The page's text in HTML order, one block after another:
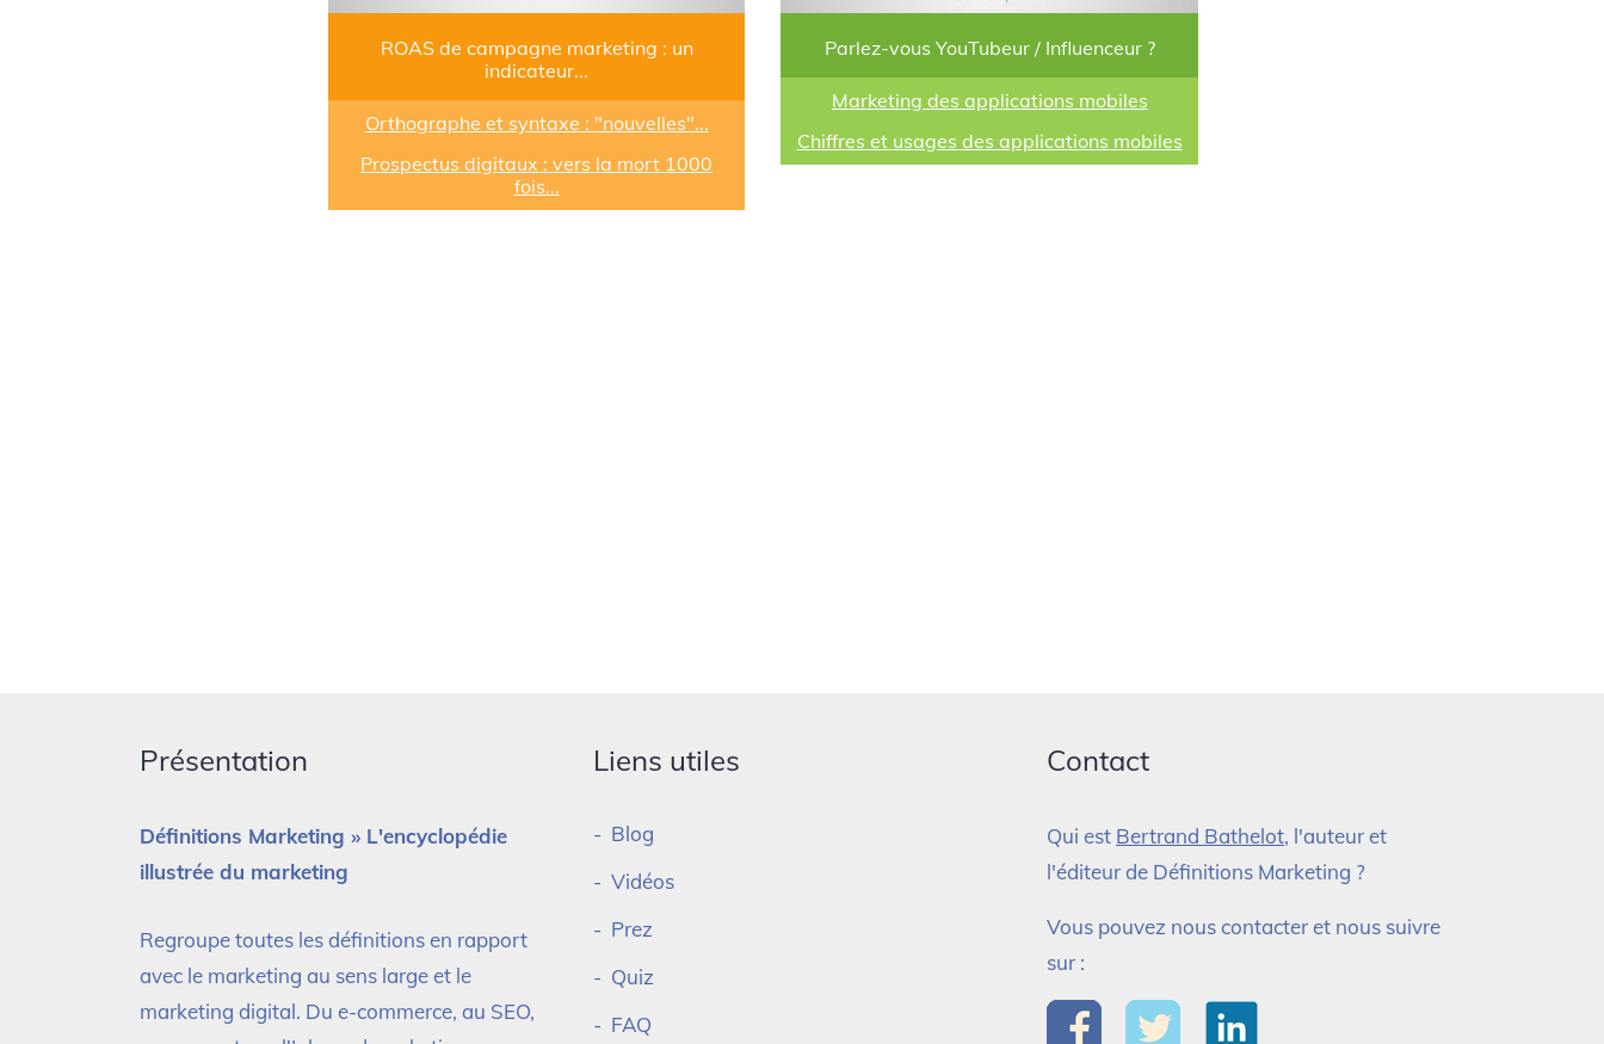
ROAS de campagne marketing : un
indicateur...
Orthographe et syntaxe : "nouvelles"...
Prospectus digitaux : vers la mort 1000
fois...
Parlez-vous YouTubeur / Influenceur ?
Marketing des applications mobiles
Chiffres et usages des applications mobiles
Présentation
Définitions Marketing » L'encyclopédie
illustrée du marketing
Regroupe toutes les définitions en rapport
avec le marketing au sens large et le
marketing digital. Du e-commerce, au SEO,
Liens utiles
Blog
Vidéos
Prez
Quiz
FAQ
Contact
Qui est Bertrand Bathelot, l'auteur et
l'éditeur de Définitions Marketing ?
Vous pouvez nous contacter et nous suivre
sur :